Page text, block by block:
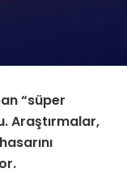
“süper
Araştırmalar,